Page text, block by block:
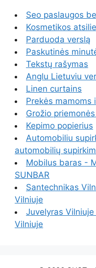
Seo paslaugos
Kosmetikos
Parduoda verslą
Paskutinės
Tekstų rašymas
Anglu Lietuviu
Linen curtains
Prekės mamoms
Grožio
Kepimo popierius
Automobiliu
automobilių
Mobilus baras -
SUNBAR
Santechnikas
Vilniuje
Juvelyras
Vilniuje